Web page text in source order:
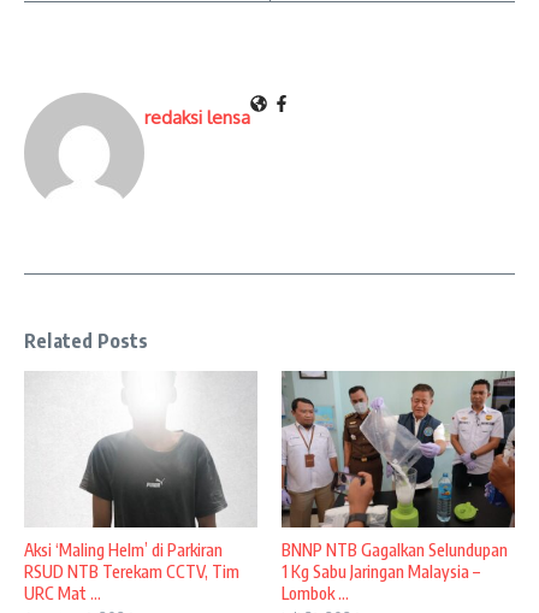
redaksi lensa
Related Posts
Aksi ‘Maling Helm’ di Parkiran
RSUD NTB Terekam CCTV, Tim
URC Mat ...
BNNP NTB Gagalkan Selundupan
1 Kg Sabu Jaringan Malaysia –
Lombok ...